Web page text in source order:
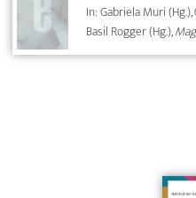
In: Gabriela Muri
Basil Rogger (Hg.),